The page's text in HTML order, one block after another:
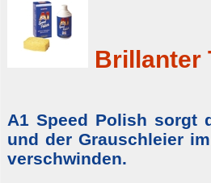
Brillanter
A1 Speed Polish sorgt
und der Grauschleier
verschwinden.